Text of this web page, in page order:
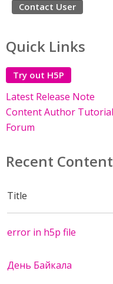
Contact User
Quick Links
Try out H5P
Latest Release Note
Content Author
Forum
Recent Content
Title
error in h5p file
День Байкала